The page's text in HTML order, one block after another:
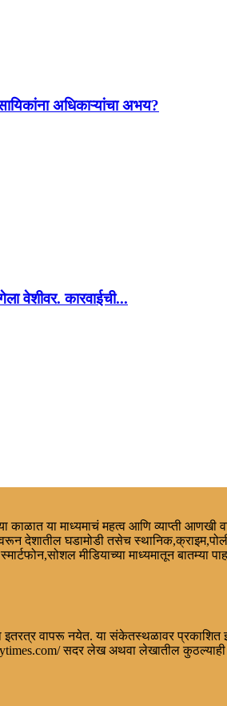
अधिकाऱ्यांचा अभय?
वेशीवर. कारवाईची...
काळात या माध्यमाचं महत्व आणि व्याप्ती
घडामोडी तसेच
मीडियाच्या माध्यमातून बातम्या
वापरू नयेत. या संकेतस्थळावर
सदर लेख अथवा लेखातील कुठल्याही